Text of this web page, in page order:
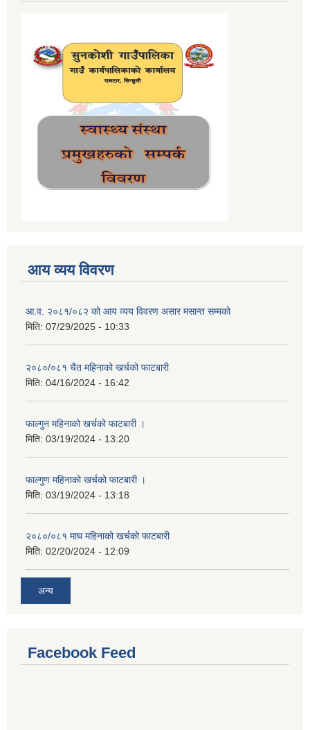
आय व्यय विवरण
आ.व. २०८१/०८२ को आय व्यय विवरण असार मसान्त सम्मको
मिति: 07/29/2025 - 10:33
२०८०/०८१ चैत महिनाको खर्चको फाटबारी
मिति: 04/16/2024 - 16:42
फाल्गुन महिनाको खर्चको फाटबारी ।
मिति: 03/19/2024 - 13:20
फाल्गुण महिनाको खर्चको फाटबारी ।
मिति: 03/19/2024 - 13:18
२०८०/०८१ माघ महिनाको खर्चको फाटबारी
मिति: 02/20/2024 - 12:09
अन्य
Facebook Feed